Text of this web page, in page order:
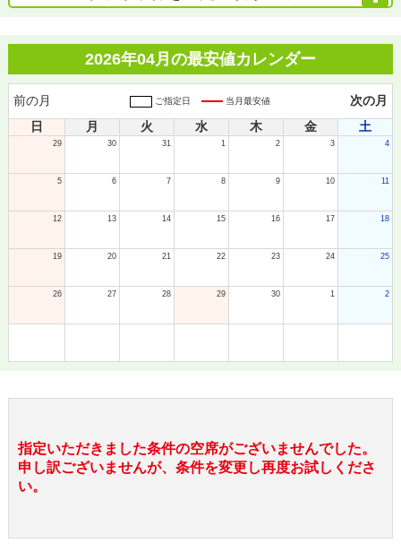
2026年04月の最安値カレンダー
前の月 ご指定日 当月最安値
次の月
日
月 火 水 木 金 土
29 30 31 1 2 3 4
5 6 7 8 9 10 11
12 13 14 15 16 17 18
19 20 21 22 23 24 25
26 27 28 29 30 1 2
指定いただきました条件の空席がございませんでした。
申し訳ございませんが、条件を変更し再度お試しくださ
い。